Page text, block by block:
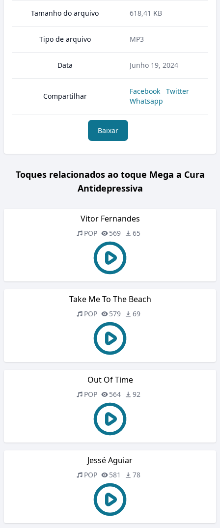
Tamanho do arquivo 618,41 KB
Tipo de arquivo MP3
Data Junho 19, 2024
Compartilhar
Facebook
Twitter
Whatsapp
Baixar
Toques relacionados ao toque Mega a Cura
Antidepressiva
Vitor Fernandes
POP 569 65
Take Me To The Beach
POP 579 69
Out Of Time
POP 564 92
Jessé Aguiar
POP 581 78